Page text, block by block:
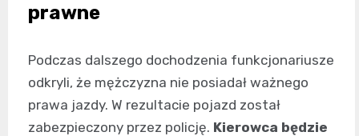
prawne
Podczas dalszego dochodzenia funkcjonariusze
odkryli, że mężczyzna nie posiadał ważnego
prawa jazdy. W rezultacie pojazd został
zabezpieczony przez policję. Kierowca będzie